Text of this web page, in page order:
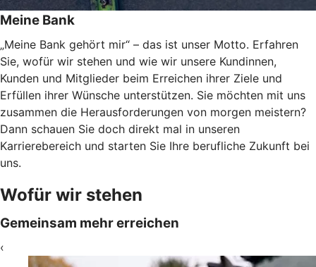
Meine Bank
„Meine Bank gehört mir“ – das ist unser Motto. Erfahren
Sie, wofür wir stehen und wie wir unsere Kundinnen,
Kunden und Mitglieder beim Erreichen ihrer Ziele und
Erfüllen ihrer Wünsche unterstützen. Sie möchten mit uns
zusammen die Herausforderungen von morgen meistern?
Dann schauen Sie doch direkt mal in unseren
Karrierebereich und starten Sie Ihre berufliche Zukunft bei
uns.
Wofür wir stehen
Gemeinsam mehr erreichen
‹